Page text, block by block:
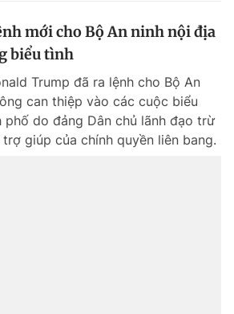
mới cho Bộ An ninh nội địa
biểu tình
Trump đã ra lệnh cho Bộ An
can thiệp vào các cuộc biểu
phố do đảng Dân chủ lãnh đạo trừ
giúp của chính quyền liên bang.